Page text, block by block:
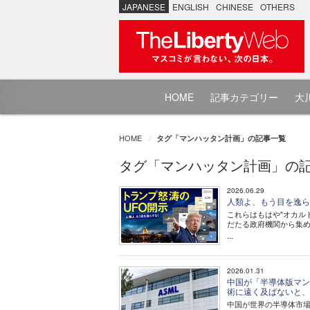
JAPANESE ENGLISH CHINESE OTHERS
HOME 記事カテゴリー 大
HOME タグ「マンハッタン計画」の記事一覧
タグ「マンハッタン計画」の
2026.06.29
人類よ、もう目を逸
これらはもはや"オカ
だたる政府機関から集
...
2026.01.31
中国が「半導体版マ
術に遠く及ばないと
中国が世界の半導体市